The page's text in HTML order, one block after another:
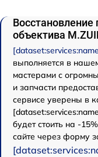
объектива
выполняется в
мастерами с
и запчасти
сервисе уверены в
будет стоить на -
сайте через форму